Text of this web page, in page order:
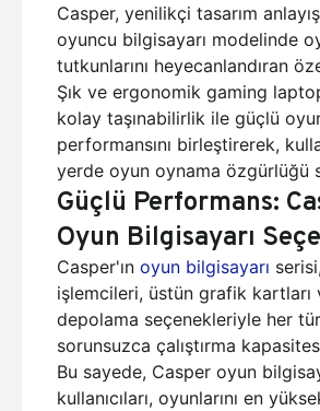
Casper, yenilikçi tasarım
oyuncu bilgisayarı modelinde
tutkunlarını heyecanlandıran
Şık ve ergonomik gaming
kolay taşınabilirlik ile güçlü
performansını birleştirerek,
yerde oyun oynama özgürlüğü
Güçlü Performans:
Oyun Bilgisayarı
Casper'ın oyun bilgisayarı
işlemcileri, üstün grafik kartları
depolama seçenekleriyle her
sorunsuzca çalıştırma
Bu sayede, Casper oyun
kullanıcıları, oyunlarını en